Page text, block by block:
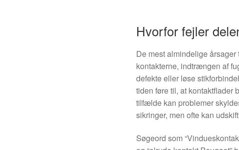
Hvorfor fejler
De mest almindelige
kontakterne, indtrængen af
defekte eller løse
tiden føre til, at kontaktflader
tilfælde kan problemer
sikringer, men ofte kan
Søgeord som